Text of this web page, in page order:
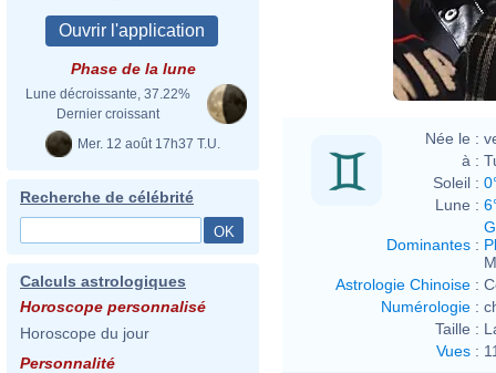
Phase de la lune
Lune décroissante, 37.22%
Dernier croissant
Mer. 12 août 17h37 T.U.
Recherche de célébrité
Calculs astrologiques
Horoscope personnalisé
Horoscope du jour
Personnalité
Née le :
à :
Soleil :
Lune :
Dominantes :
Astrologie Chinoise :
Numérologie :
Taille :
Vues :